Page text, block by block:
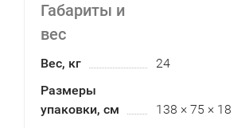
Габариты и
вес
Вес, кг
24
Размеры
упаковки, см
138 × 75 × 18